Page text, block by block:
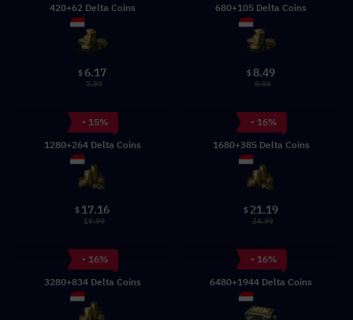
420+62 Delta Coins
$ 6.17
7.99
680+105 Delta Coins
$ 8.49
9.99
- 15%
1280+264 Delta Coins
$ 17.16
19.99
- 16%
1680+385 Delta Coins
$ 21.19
24.99
- 16%
3280+834 Delta Coins
- 16%
6480+1944 Delta Coins